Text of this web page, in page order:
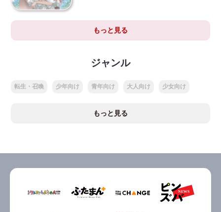
もっと見る
ジャンル
転生・召喚 少年向け 青年向け 大人向け 少女向け
もっと見る